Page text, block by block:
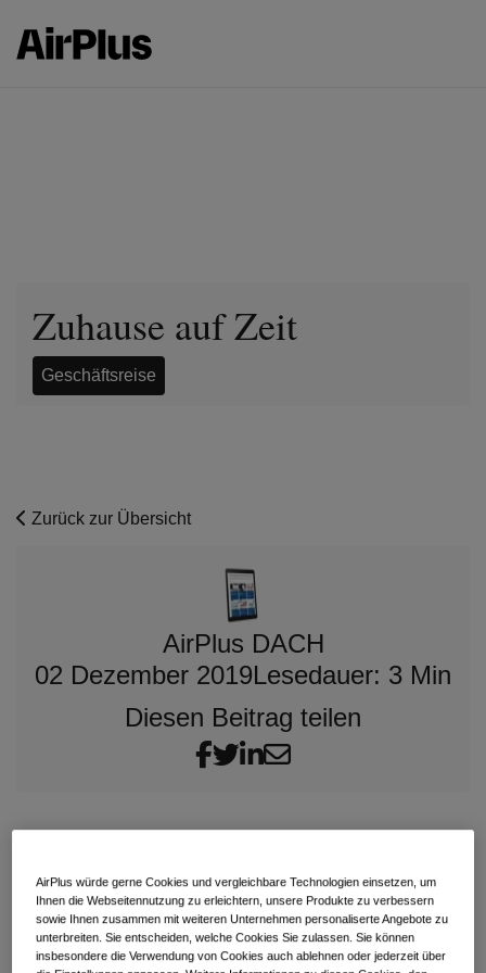
Zuhause auf Zeit
Geschäftsreise
Zurück zur Übersicht
AirPlus DACH
02 Dezember 2019Lesedauer: 3 Min
Diesen Beitrag teilen
Inhaberin von Apartmentservice, über die Vorzüge
ihres Business-Angebots im Zusammenspiel mit
AirPlus.
AirPlus würde gerne Cookies und vergleichbare Technologien einsetzen, um
Ihnen die Webseitennutzung zu erleichtern, unsere Produkte zu verbessern
sowie Ihnen zusammen mit weiteren Unternehmen personaliserte Angebote zu
unterbreiten. Sie entscheiden, welche Cookies Sie zulassen. Sie können
insbesondere die Verwendung von Cookies auch ablehnen oder jederzeit über